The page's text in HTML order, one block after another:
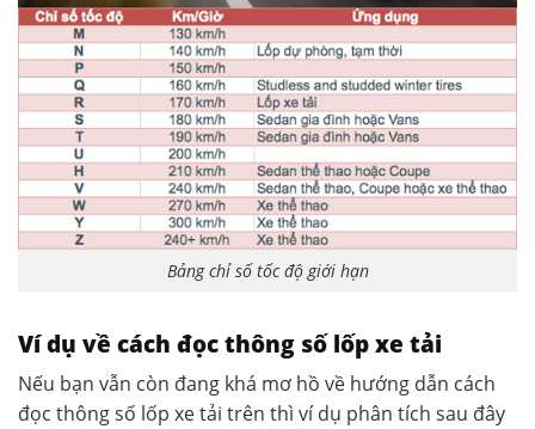
Bảng chỉ số tốc độ giới hạn
Ví dụ về cách đọc thông số lốp xe tải
Nếu bạn vẫn còn đang khá mơ hồ về hướng dẫn cách
đọc thông số lốp xe tải trên thì ví dụ phân tích sau đây